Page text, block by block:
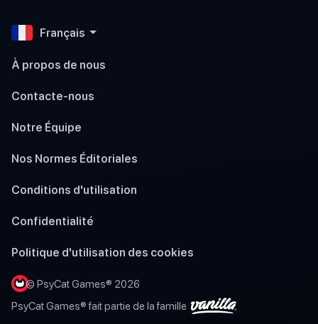
Français
À propos de nous
Contacte-nous
Notre Équipe
Nos Normes Éditoriales
Conditions d'utilisation
Confidentialité
Politique d'utilisation des cookies
© PsyCat Games® 2026
PsyCat Games® fait partie de la famille